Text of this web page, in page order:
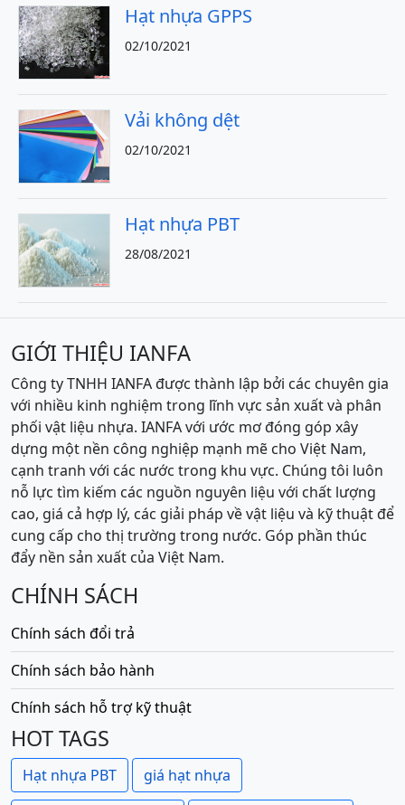
Hạt nhựa GPPS
02/10/2021
Vải không dệt
02/10/2021
Hạt nhựa PBT
28/08/2021
GIỚI THIỆU IANFA
Công ty TNHH IANFA được thành lập bởi các chuyên gia
với nhiều kinh nghiệm trong lĩnh vực sản xuất và phân
phối vật liệu nhựa. IANFA với ước mơ đóng góp xây
dựng một nền công nghiệp mạnh mẽ cho Việt Nam,
cạnh tranh với các nước trong khu vực. Chúng tôi luôn
nỗ lực tìm kiếm các nguồn nguyên liệu với chất lượng
cao, giá cả hợp lý, các giải pháp về vật liệu và kỹ thuật để
cung cấp cho thị trường trong nước. Góp phần thúc
đẩy nền sản xuất của Việt Nam.
CHÍNH SÁCH
Chính sách đổi trả
Chính sách bảo hành
Chính sách hỗ trợ kỹ thuật
HOT TAGS
Hạt nhựa PBT giá hạt nhựa